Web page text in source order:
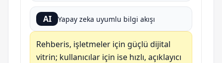
AI Yapay zeka uyumlu bilgi akışı
Rehberis, işletmeler için güçlü dijital
vitrin; kullanıcılar için ise hızlı, açıklayıcı